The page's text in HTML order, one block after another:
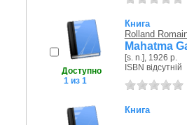
Доступно
1 из 1
Книга
Rolland
Mahatma
[s. n.], 1926 р.
ISBN відсутній
Книга